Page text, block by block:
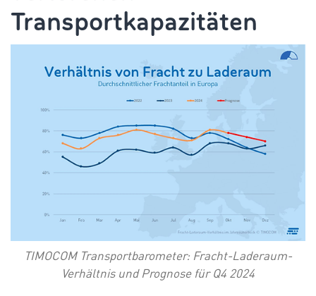
Transportkapazitäten
TIMOCOM Transportbarometer: Fracht-Laderaum-
Verhältnis und Prognose für Q4 2024